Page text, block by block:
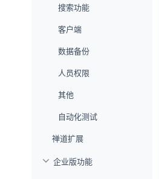
搜索功能
客户端
数据备份
人员权限
其他
自动化测试
禅道扩展
企业版功能